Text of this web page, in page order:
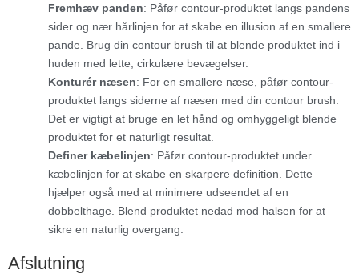
Fremhæv panden: Påfør contour-produktet langs pandens
sider og nær hårlinjen for at skabe en illusion af en smallere
pande. Brug din contour brush til at blende produktet ind i
huden med lette, cirkulære bevægelser.
Konturér næsen: For en smallere næse, påfør contour-
produktet langs siderne af næsen med din contour brush.
Det er vigtigt at bruge en let hånd og omhyggeligt blende
produktet for et naturligt resultat.
Definer kæbelinjen: Påfør contour-produktet under
kæbelinjen for at skabe en skarpere definition. Dette
hjælper også med at minimere udseendet af en
dobbelthage. Blend produktet nedad mod halsen for at
sikre en naturlig overgang.
Afslutning